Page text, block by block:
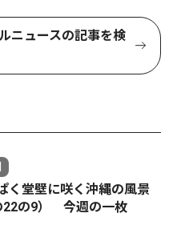
ニュースの記事を検
堂壁に咲く沖縄の風景
22の9） 今週の一枚